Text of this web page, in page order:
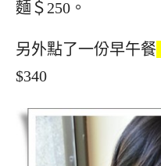
麵＄250。
另外點了一份早午餐
$340